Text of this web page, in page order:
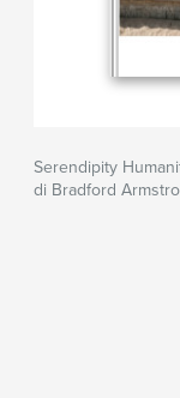
Serendipity
di Bradford